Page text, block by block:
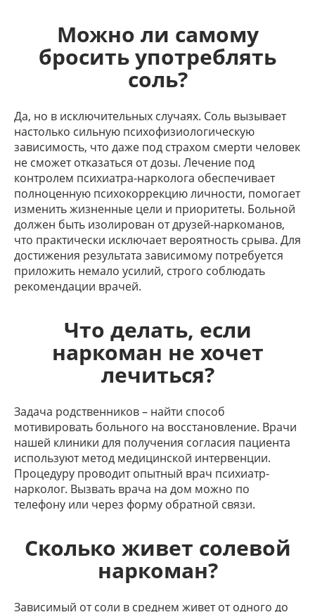
Можно ли самому
бросить употреблять
соль?
Да, но в исключительных случаях. Соль вызывает
настолько сильную психофизиологическую
зависимость, что даже под страхом смерти человек
не сможет отказаться от дозы. Лечение под
контролем психиатра-нарколога обеспечивает
полноценную психокоррекцию личности, помогает
изменить жизненные цели и приоритеты. Больной
должен быть изолирован от друзей-наркоманов,
что практически исключает вероятность срыва. Для
достижения результата зависимому потребуется
приложить немало усилий, строго соблюдать
рекомендации врачей.
Что делать, если
наркоман не хочет
лечиться?
Задача родственников – найти способ
мотивировать больного на восстановление. Врачи
нашей клиники для получения согласия пациента
используют метод медицинской интервенции.
Процедуру проводит опытный врач психиатр-
нарколог. Вызвать врача на дом можно по
телефону или через форму обратной связи.
Сколько живет солевой
наркоман?
Зависимый от соли в среднем живет от одного до